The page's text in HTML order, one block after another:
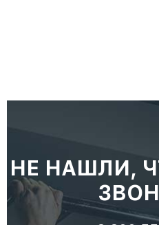
НЕ НАШЛИ,